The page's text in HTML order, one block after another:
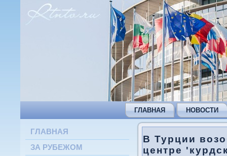
ГЛАВНАЯ НОВОСТИ
ГЛАВНАЯ
ЗА РУБЕЖОМ
В Турции
центре